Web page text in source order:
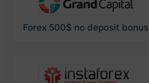
Forex 500$ no deposit bonus